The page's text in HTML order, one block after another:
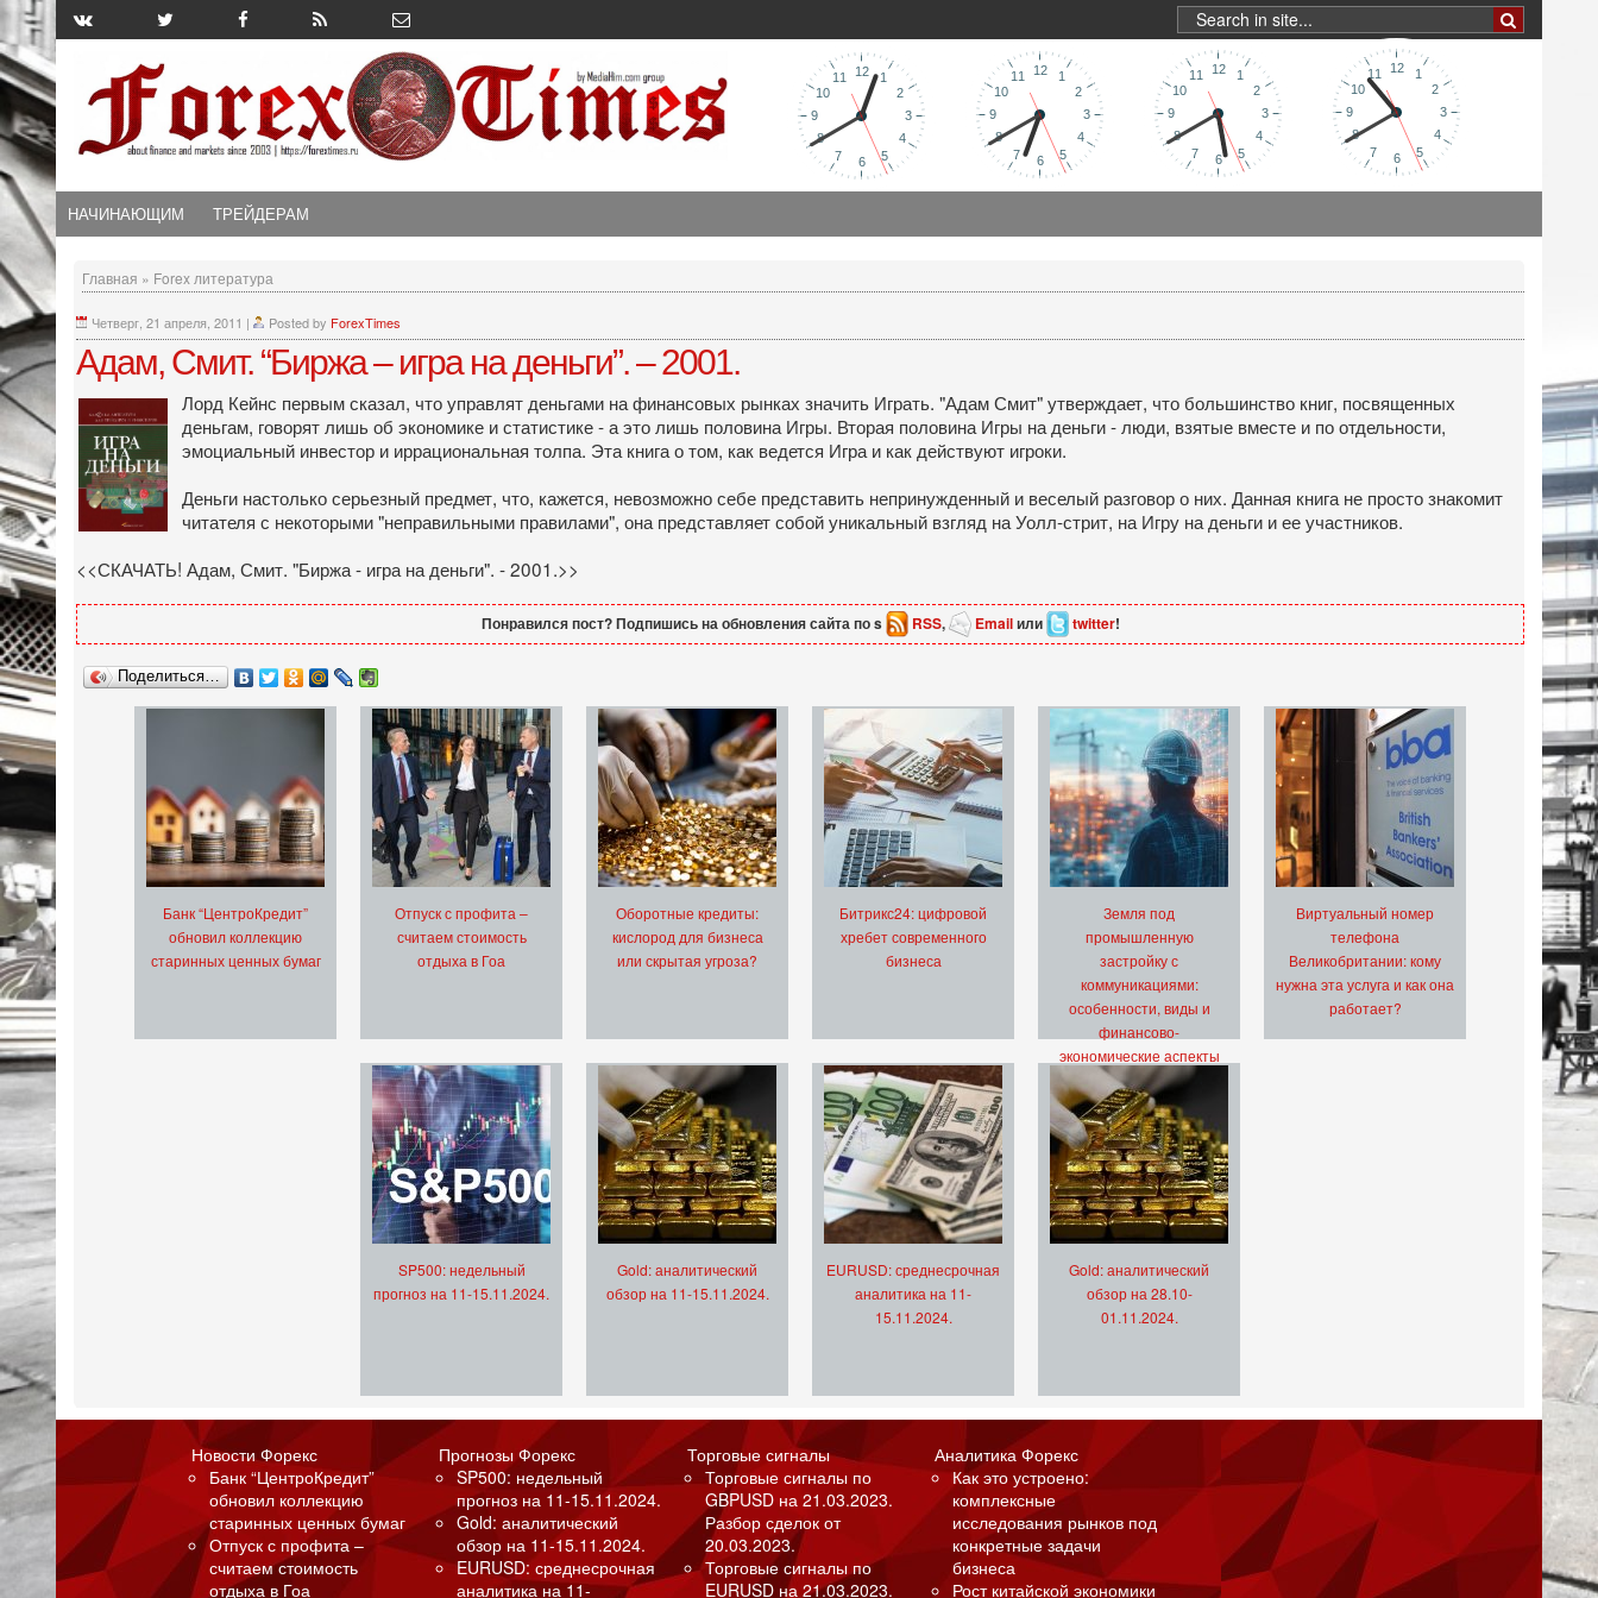
НАЧИНАЮЩИМ ТРЕЙДЕРАМ
Главная » Forex литература
Четверг, 21 апреля, 2011 | Posted by ForexTimes
Адам, Смит. “Биржа – игра на деньги”. – 2001.
Лорд Кейнс первым сказал, что управлят деньгами на финансовых рынках значить Играть. "Адам Смит" утверждает, что большинство книг, посвященных
деньгам, говорят лишь об экономике и статистике - а это лишь половина Игры. Вторая половина Игры на деньги - люди, взятые вместе и по отдельности,
эмоциальный инвестор и иррациональная толпа. Эта книга о том, как ведется Игра и как действуют игроки.
Деньги настолько серьезный предмет, что, кажется, невозможно себе представить непринужденный и веселый разговор о них. Данная книга не просто знакомит
читателя с некоторыми "неправильными правилами", она представляет собой уникальный взгляд на Уолл-стрит, на Игру на деньги и ее участников.
<<СКАЧАТЬ! Адам, Смит. "Биржа - игра на деньги". - 2001.>>
Понравился пост? Подпишись на обновления сайта по s RSS, Emailили twitter!
Поделиться…
Банк “ЦентроКредит”
обновил коллекцию
старинных ценных бумаг
Отпуск с профита –
считаем стоимость
отдыха в Гоа
Оборотные кредиты:
кислород для бизнеса
или скрытая угроза?
Битрикс24: цифровой
хребет современного
бизнеса
Земля под
промышленную
застройку с
коммуникациями:
особенности, виды и
финансово-
экономические аспекты
Виртуальный номер
телефона
Великобритании: кому
нужна эта услуга и как она
работает?
SP500: недельный
прогноз на 11-15.11.2024.
Gold: аналитический
обзор на 11-15.11.2024.
EURUSD: среднесрочная
аналитика на 11-
15.11.2024.
Gold: аналитический
обзор на 28.10-
01.11.2024.
Новости Форекс
Банк “ЦентроКредит”
обновил коллекцию
старинных ценных бумаг
Отпуск с профита –
считаем стоимость
отдыха в Гоа
Прогнозы Форекс
SP500: недельный
прогноз на 11-15.11.2024.
Gold: аналитический
обзор на 11-15.11.2024.
EURUSD: среднесрочная
аналитика на 11-
Торговые сигналы
Торговые сигналы по
GBPUSD на 21.03.2023.
Разбор сделок от
20.03.2023.
Торговые сигналы по
EURUSD на 21.03.2023.
Аналитика Форекс
Как это устроено:
комплексные
исследования рынков под
конкретные задачи
бизнеса
Рост китайской экономики